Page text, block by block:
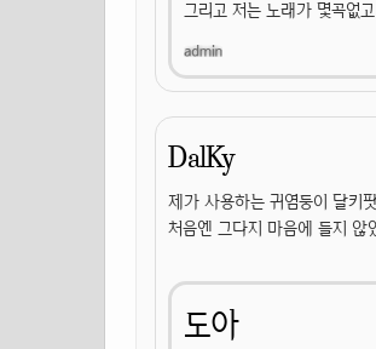
그리고 저는 노래가 몇곡없
DalKy
제가 사용하는 귀염둥이 달키
처음엔 그다지 마음에 들지 않
도아